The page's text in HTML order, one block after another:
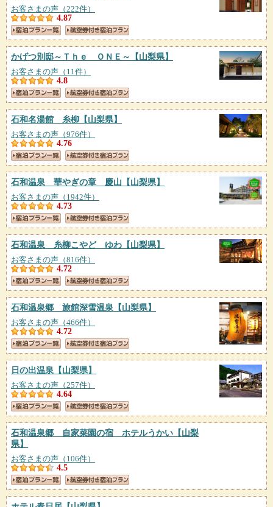
お客さまの声（222件）
4.87
かげつ別邸～Ｔｈｅ ＯＮＥ～ 【山梨県】
お客さまの声（11件）
4.8
石和名湯館 糸柳 【山梨県】
お客さまの声（976件）
4.76
石和温泉 華やぎの章 慶山 【山梨県】
お客さまの声（1942件）
4.73
石和温泉 糸柳こやど ゆわ 【山梨県】
お客さまの声（816件）
4.72
石和温泉郷 旅館深雪温泉 【山梨県】
お客さまの声（466件）
4.72
日の出温泉 【山梨県】
お客さまの声（257件）
4.64
石和温泉郷 自家菜園の宿 ホテルうかい 【山梨
県】
お客さまの声（106件）
4.5